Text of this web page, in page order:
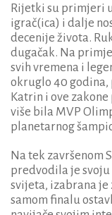
Rijetki su primjeri
igrač(ica) i dalje
decenije života.
dugačak. Na
svih vremena i
okruglo 40
Katrin i ove
više bila MVP
planetarnog
Na tek završenom
predvodila je
svijeta, izabrana
samom finalu